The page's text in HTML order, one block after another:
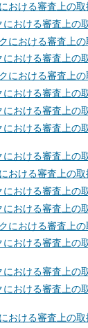
ける審査上の取
おける審査上の
おける審査上の
おける審査上の
おける審査上の
おける審査上の
おける審査上の
おける審査上の
おける審査上の
ける審査上の取
おける審査上の
おける審査上の
おける審査上の
おける審査上の
おける審査上の
おける審査上の
ける審査上の取